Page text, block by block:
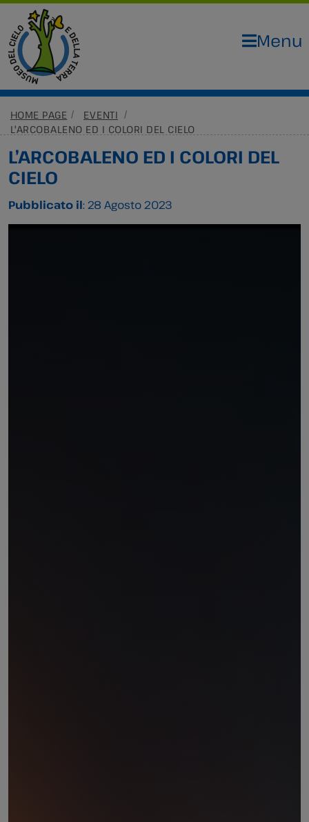
Menu
HOME PAGE
EVENTI
L'ARCOBALENO ED I COLORI DEL CIELO
L’ARCOBALENO ED I COLORI DEL
CIELO
Pubblicato il: 28 Agosto 2023